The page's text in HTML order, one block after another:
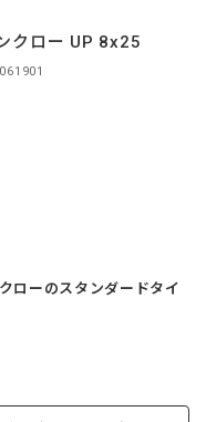
クロー UP 8x25
ローのスタンダードタイ